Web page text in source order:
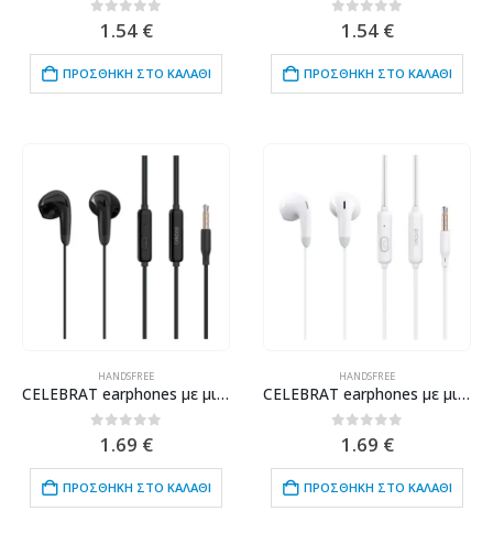
out of 5
1.54 €
ΠΡΟΣΘΉΚΗ ΣΤΟ ΚΑΛΆΘΙ
out of 5
1.54 €
ΠΡΟΣΘΉΚΗ ΣΤΟ ΚΑΛΆΘΙ
HANDSFREE
CELEBRAT earphones με μικρόφωνο G27, 3.5mm σύνδεση, Φ14mm, 1.2m, μαύρα
out of 5
1.69 €
ΠΡΟΣΘΉΚΗ ΣΤΟ ΚΑΛΆΘΙ
HANDSFREE
CELEBRAT earphones με μικρόφωνο G27, 3.5mm σύνδεση, Φ14mm, 1.2m, λευκά
out of 5
1.69 €
ΠΡΟΣΘΉΚΗ ΣΤΟ ΚΑΛΆΘΙ